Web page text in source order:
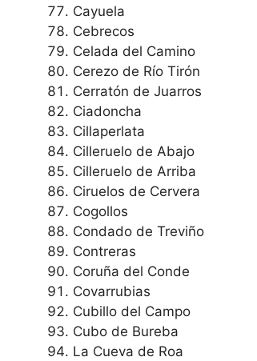
Cayuela
Cebrecos
Celada del Camino
Cerezo de Río Tirón
Cerratón de Juarros
Ciadoncha
Cillaperlata
Cilleruelo de Abajo
Cilleruelo de Arriba
Ciruelos de Cervera
Cogollos
Condado de Treviño
Contreras
Coruña del Conde
Covarrubias
Cubillo del Campo
Cubo de Bureba
La Cueva de Roa